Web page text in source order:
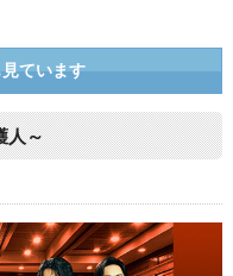
ています
人～